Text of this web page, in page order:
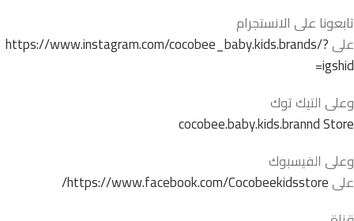
تابعونا على الانستجرام
علىhttps://www.instagram.com/cocobee_baby.kids.brands/?
igshid=
وعلى التيك توك
cocobee.baby.kids.brannd Store
وعلى الفيسبوك
علىhttps://www.facebook.com/Cocobeekidsstore/